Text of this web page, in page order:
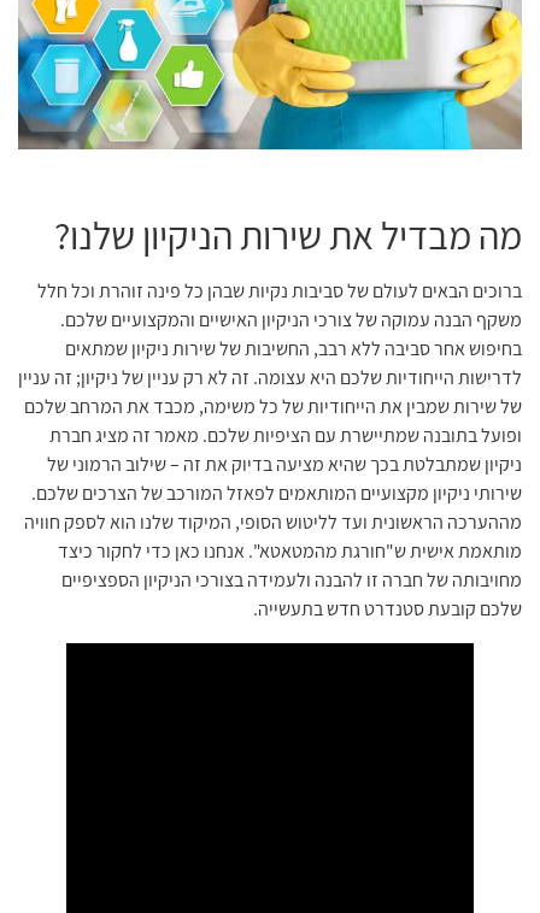
מה מבדיל את שירות הניקיון שלנו?
ברוכים הבאים לעולם של סביבות נקיות שבהן כל פינה זוהרת וכל חלל
משקף הבנה עמוקה של צורכי הניקיון האישיים והמקצועיים שלכם.
בחיפוש אחר סביבה ללא רבב, החשיבות של שירות ניקיון שמתאים
לדרישות הייחודיות שלכם היא עצומה. זה לא רק עניין של ניקיון; זה עניין
של שירות שמבין את הייחודיות של כל משימה, מכבד את המרחב שלכם
ופועל בתובנה שמתיישרת עם הציפיות שלכם. מאמר זה מציג חברת
ניקיון שמתבלטת בכך שהיא מציעה בדיוק את זה – שילוב הרמוני של
שירותי ניקיון מקצועיים המותאמים לפאזל המורכב של הצרכים שלכם.
מההערכה הראשונית ועד לליטוש הסופי, המיקוד שלנו הוא לספק חוויה
מותאמת אישית ש"חורגת מהמטאטא". אנחנו כאן כדי לחקור כיצד
מחויבותה של חברה זו להבנה ולעמידה בצורכי הניקיון הספציפיים
שלכם קובעת סטנדרט חדש בתעשייה.